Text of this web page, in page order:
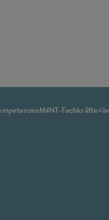
MINT-Fachkräfte